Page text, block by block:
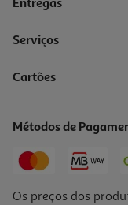
Entregas
Serviços
Cartões
Métodos de
Os preços dos